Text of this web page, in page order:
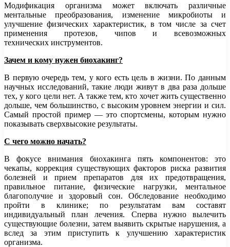
Модификация организма может включать различные
ментальные преобразования, изменение микробиоты и
улучшение физических характеристик, в том числе за счет
применения протезов, чипов и всевозможных
технических инструментов.
Зачем и кому нужен биохакинг?
В первую очередь тем, у кого есть цель в жизни. По данным
научных исследований, такие люди живут в два раза дольше
тех, у кого цели нет. А также тем, кто хочет жить существенно
дольше, чем большинство, с высоким уровнем энергии и сил.
Самый простой пример — это спортсмены, которым нужно
показывать сверхвысокие результаты.
С чего можно начать?
В фокусе внимания биохакинга пять компонентов: это
чекапы, коррекция существующих факторов риска развития
болезней и прием препаратов для их предотвращения,
правильное питание, физические нагрузки, ментальное
благополучие и здоровый сон. Обследование необходимо
пройти в клинике; по результатам вам составят
индивидуальный план лечения. Сперва нужно вылечить
существующие болезни, затем выявить скрытые нарушения, а
вслед за этим приступить к улучшению характеристик
организма.